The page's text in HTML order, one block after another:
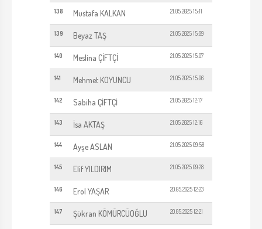
138 Mustafa KALKAN 21.05.2025 15:11
139 Beyaz TAŞ 21.05.2025 15:09
140 Meslina ÇİFTÇİ 21.05.2025 15:07
141 Mehmet KOYUNCU 21.05.2025 15:06
142 Sabiha ÇİFTÇİ 21.05.2025 12:17
143 İsa AKTAŞ 21.05.2025 12:16
144 Ayşe ASLAN 21.05.2025 09:58
145 Elif YILDIRIM 21.05.2025 09:28
146 Erol YAŞAR 20.05.2025 12:23
147 Şükran KÖMÜRCÜOĞLU 20.05.2025 12:21